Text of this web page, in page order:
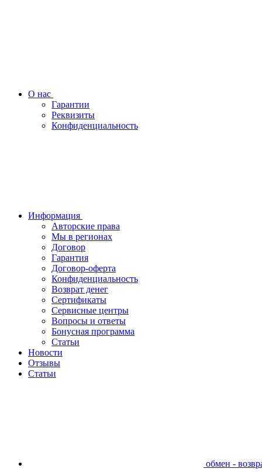
О нас
Гарантии
Реквизиты
Конфиденциальность
Информация
Авторские права
Мы в регионах
Договор
Гарантия
Договор-оферта
Конфиденциальность
Возврат денег
Сертификаты
Сервисные центры
Вопросы и ответы
Бонусная программа
Статьи
Новости
Отзывы
Статьи
обмен -